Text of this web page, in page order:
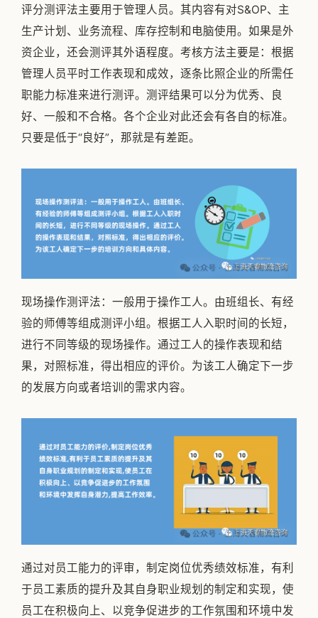
评分测评法主要用于管理人员。其内容有对S&OP、主
生产计划、业务流程、库存控制和电脑使用。如果是外
资企业，还会测评其外语程度。考核方法主要是：根据
管理人员平时工作表现和成效，逐条比照企业的所需任
职能力标准来进行测评。测评结果可以分为优秀、良
好、一般和不合格。各个企业对此还会有各自的标准。
只要是低于“良好”，那就是有差距。
现场操作测评法：一般用于操作工人。由班组长、有经
验的师傅等组成测评小组。根据工人入职时间的长短，
进行不同等级的现场操作。通过工人的操作表现和结
果，对照标准，得出相应的评价。为该工人确定下一步
的发展方向或者培训的需求内容。
通过对员工能力的评审，制定岗位优秀绩效标准，有利
于员工素质的提升及其自身职业规划的制定和实现，使
员工在积极向上、以竞争促进步的工作氛围和环境中发